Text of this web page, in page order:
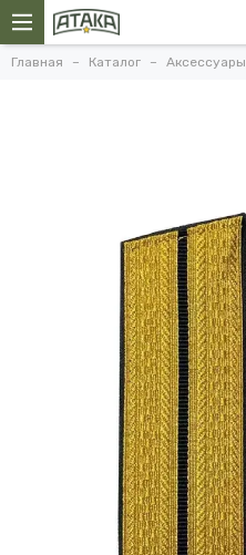
Главная Каталог Аксессуары